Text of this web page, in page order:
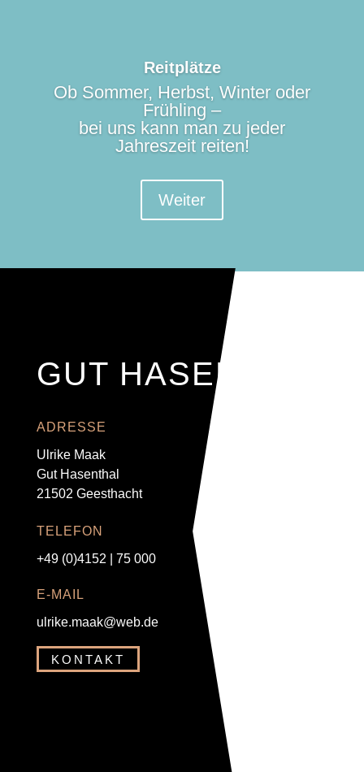
Reitplätze
Ob Sommer, Herbst, Winter oder
Frühling –
bei uns kann man zu jeder
Jahreszeit reiten!
Weiter
GUT HASENTAHL
ADRESSE
Ulrike Maak
Gut Hasenthal
21502 Geesthacht
TELEFON
+49 (0)4152 | 75 000
E-MAIL
ulrike.maak@web.de
KONTAKT